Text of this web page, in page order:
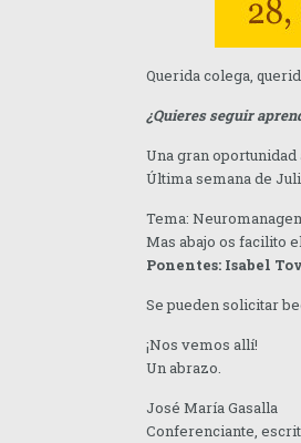
Querida colega,
¿Quieres seguir
Una gran
Última semana de
Tema:
Mas abajo os facilito
Ponentes: Isabel
Se pueden solicitar
¡Nos vemos allí!
Un abrazo.
José María Gasalla
Conferenciante,